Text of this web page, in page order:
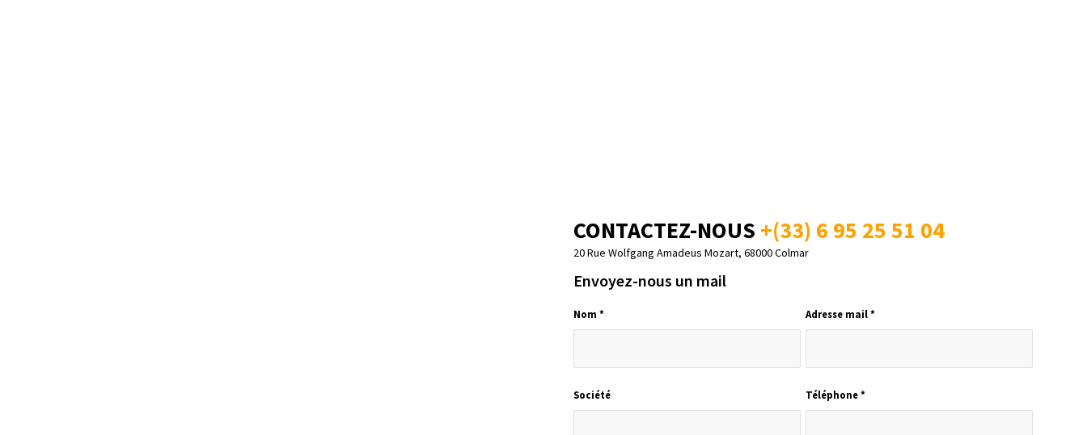
CONTACTEZ-NOUS +(33) 6 95 25 51 04
20 Rue Wolfgang Amadeus Mozart, 68000 Colmar
Envoyez-nous un mail
Nom * Adresse mail*
Société Téléphone*